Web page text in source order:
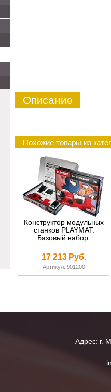
Описание
Похожие товары из
Конструктор модульных
станков PLAYMAT.
Базовый набор.
17 213 Руб.
Артикул: 901200
Адрес: г.